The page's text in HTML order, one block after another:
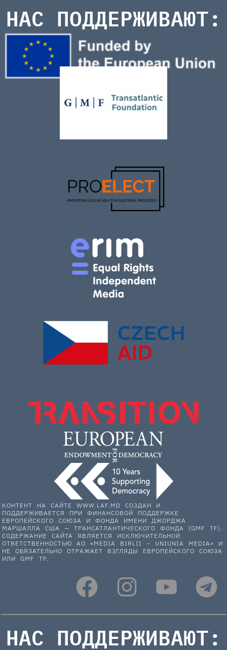
НАС ПОДДЕРЖИВАЮТ:
КОНТЕНТ НА САЙТЕ WWW.LAF.MD СОЗДАН И
ПОДДЕРЖИВАЕТСЯ ПРИ ФИНАНСОВОЙ ПОДДЕРЖКЕ
ЕВРОПЕЙСКОГО СОЮЗА И ФОНДА ИМЕНИ ДЖОРДЖА
МАРШАЛЛА США — ТРАНСАТЛАНТИЧЕСКОГО ФОНДА (GMF TF).
СОДЕРЖАНИЕ САЙТА ЯВЛЯЕТСЯ ИСКЛЮЧИТЕЛЬНОЙ
ОТВЕТСТВЕННОСТЬЮ АО «MEDIA BIRLII – UNIUNIA MEDIA» И
НЕ ОБЯЗАТЕЛЬНО ОТРАЖАЕТ ВЗГЛЯДЫ ЕВРОПЕЙСКОГО СОЮЗА
ИЛИ GMF TF.
НАС ПОДДЕРЖИВАЮТ: